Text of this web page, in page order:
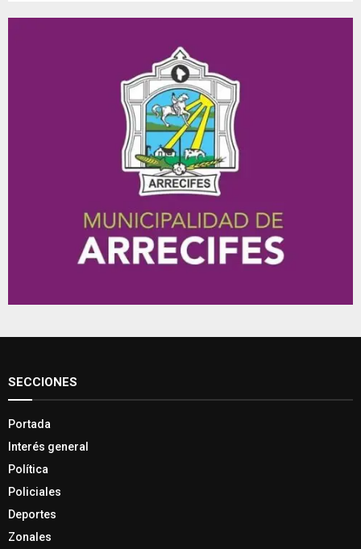
SECCIONES
Portada
Interés general
Política
Policiales
Deportes
Zonales